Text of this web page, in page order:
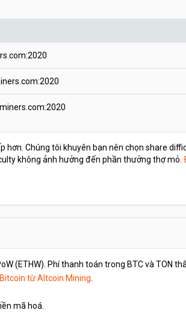
Chúng tôi khuyên bạn nên chọn share
không ảnh hưởng đến phần thưởng thợ mỏ.
(ETHW). Phí thanh toán trong BTC và TON
từ Altcoin Mining
mã hoá.